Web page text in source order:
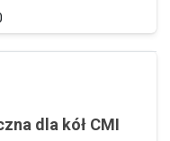
dla kół CMI